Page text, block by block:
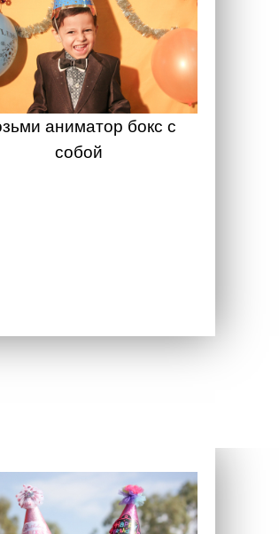
аниматор бокс с
собой